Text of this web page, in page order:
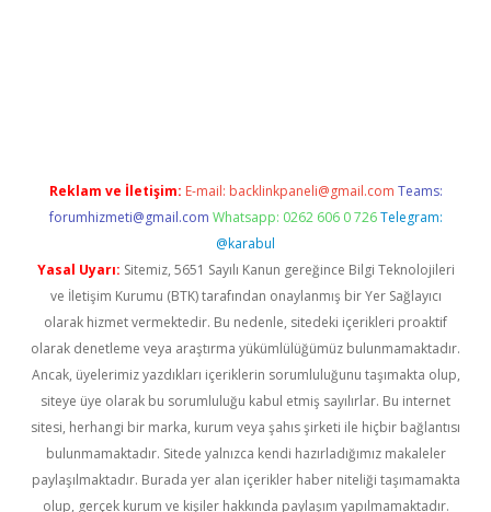
Reklam ve İletişim: E-mail: backlinkpaneli@gmail.com Teams:
forumhizmeti@gmail.com Whatsapp: 0262 606 0 726 Telegram:
@karabul
Yasal Uyarı: Sitemiz, 5651 Sayılı Kanun gereğince Bilgi Teknolojileri
ve İletişim Kurumu (BTK) tarafından onaylanmış bir Yer Sağlayıcı
olarak hizmet vermektedir. Bu nedenle, sitedeki içerikleri proaktif
olarak denetleme veya araştırma yükümlülüğümüz bulunmamaktadır.
Ancak, üyelerimiz yazdıkları içeriklerin sorumluluğunu taşımakta olup,
siteye üye olarak bu sorumluluğu kabul etmiş sayılırlar. Bu internet
sitesi, herhangi bir marka, kurum veya şahıs şirketi ile hiçbir bağlantısı
bulunmamaktadır. Sitede yalnızca kendi hazırladığımız makaleler
paylaşılmaktadır. Burada yer alan içerikler haber niteliği taşımamakta
olup, gerçek kurum ve kişiler hakkında paylaşım yapılmamaktadır.